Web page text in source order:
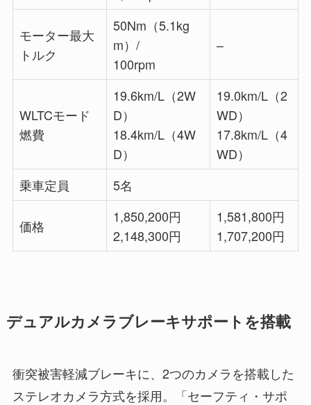
モーター最大
トルク
50Nm（5.1kg
m）/
100rpm
–
WLTCモード
燃費
19.6km/L（2W
D）
18.4km/L（4W
D）
19.0km/L（2
WD）
17.8km/L（4
WD）
乗車定員
5名
価格
1,850,200円
2,148,300円
1,581,800円
1,707,200円
デュアルカメラブレーキサポートを搭載
衝突被害軽減ブレーキに、2つのカメラを搭載した
ステレオカメラ方式を採用。「セーフティ・サポ